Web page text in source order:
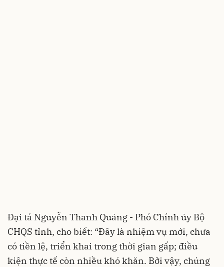
Đại tá Nguyễn Thanh Quảng - Phó Chính ủy Bộ
CHQS tỉnh, cho biết: “Đây là nhiệm vụ mới, chưa
có tiền lệ, triển khai trong thời gian gấp; điều
kiện thực tế còn nhiều khó khăn. Bởi vậy, chúng